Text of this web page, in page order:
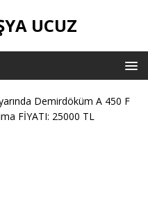
UCUZ
Demirdöküm A 450 F
FİYATI: 25000 TL